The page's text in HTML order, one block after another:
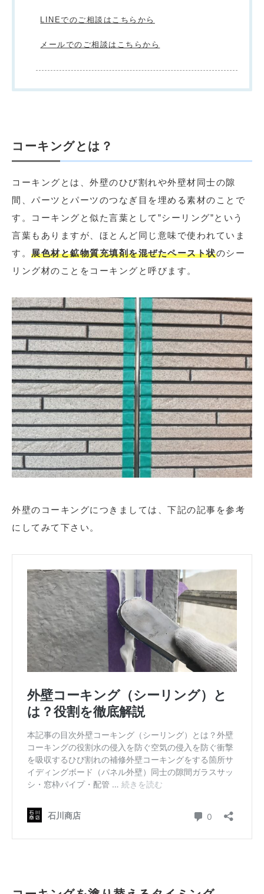
LINEでのご相談はこちらから
メールでのご相談はこちらから
コーキングとは？
コーキングとは、外壁のひび割れや外壁材同士の隙
間、パーツとパーツのつなぎ目を埋める素材のことで
す。コーキングと似た言葉として”シーリング”という
言葉もありますが、ほとんど同じ意味で使われていま
す。 展色材と鉱物質充填剤を混ぜたペースト状のシー
リング材のことをコーキングと呼びます。
外壁のコーキングにつきましては、下記の記事を参考
にしてみて下さい。